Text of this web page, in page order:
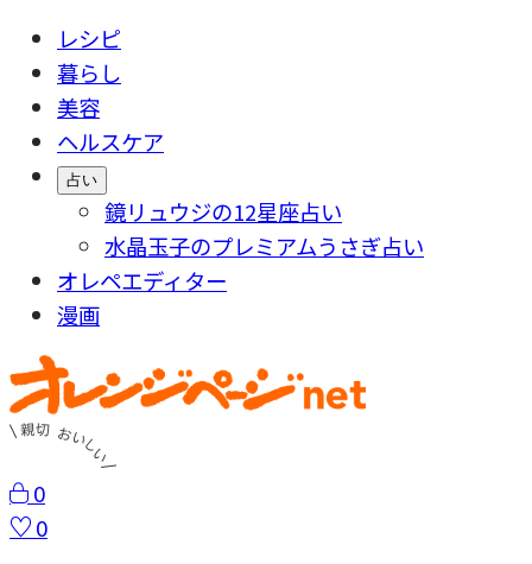
レシピ
暮らし
美容
ヘルスケア
占い
鏡リュウジの12星座占い
水晶玉子のプレミアムうさぎ占い
オレペエディター
漫画
0
0